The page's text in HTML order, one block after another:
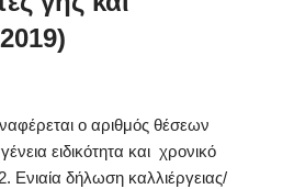
ο αριθμός θέσεων
ειδικότητα και χρονικό
Ενιαία δήλωση καλλιέργειας/